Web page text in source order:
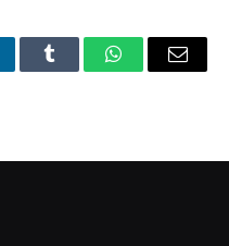
Tumblr WhatsAppEmail